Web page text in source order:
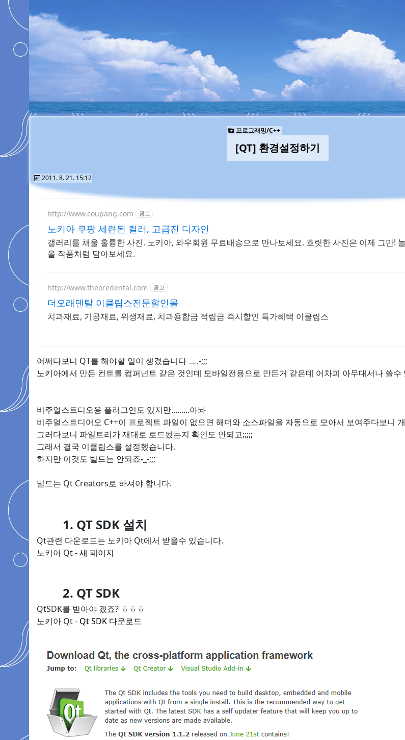
프로그래밍/C++
[QT] 환경설정하기
2011. 8. 21. 15:12
http://www.coupang.com 광고
노키아 쿠팡 세련된 컬러, 고급진 디자인
갤러리를 채울 훌륭한 사진. 노키아, 와우회원 무료배송으로 만나보세요. 흐릿한 사진은 이제 그만!
을 작품처럼 담아보세요.
http://www.theoredental.com 광고
더오래덴탈 이클립스전문할인몰
치과재료, 기공재료, 위생재료, 치과용합금 적립금 즉시할인 특가혜택 이클립스
어쩌다보니 QT를 해야할 일이 생겼습니다 ㅡ.-;;;
노키아에서 만든 컨트롤 컴퍼넌트 같은 것인데 모바일전용으로 만든거 같은데 어차피 아무대서나 쓸수
비주얼스트디오용 플러그인도 있지만.........아놔
비주얼스트디어오 C++이 프로젝트 파일이 없으면 해더와 소스파일을 자동으로 모아서 보여주다보니
그러다보니 파일트리가 재대로 로드됬는지 확인도 안되고;;;;;
그래서 결국 이클립스를 설정했습니다.
하지만 이것도 빌드는 안되죠-_-;;;
빌드는 Qt Creators로 하셔야 합니다.
1. QT SDK 설치
Qt관련 다운로드는 노키아 Qt에서 받을수 있습니다.
노키아 Qt -새 페이지
2. QT SDK
QtSDK를 받아야 겠죠? ㅎㅎㅎ
노키아 Qt - Qt SDK 다운로드